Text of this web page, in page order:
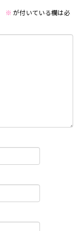
※ が付いている欄は必